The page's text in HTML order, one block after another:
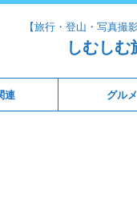
【旅行・登山・写真撮
しむしむ
連 グルメ